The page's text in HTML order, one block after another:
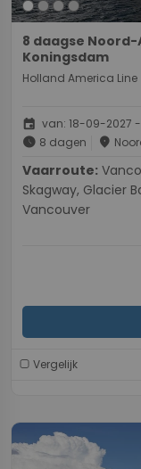
8 daagse
Koningsdam
Holland America Line
event van: 18-09-2027
schedule 8 dagen place
Vaarroute:
Skagway, Glacier
Vancouver
Vergelijk